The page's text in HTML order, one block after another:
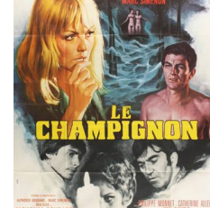
Musical
Oorlogsfilm
Romantische komedie
Thriller